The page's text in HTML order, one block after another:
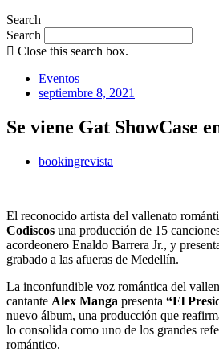
Search
Search
Close this search box.
Eventos
septiembre 8, 2021
Se viene Gat ShowCase
bookingrevista
El reconocido artista del vallenato
Codiscos una producción de 15
acordeonero Enaldo Barrera Jr., y
grabado a las afueras de Medellín.
La inconfundible voz romántica del
cantante Alex Manga presenta “El
nuevo álbum, una producción que
lo consolida como uno de los grandes
romántico.